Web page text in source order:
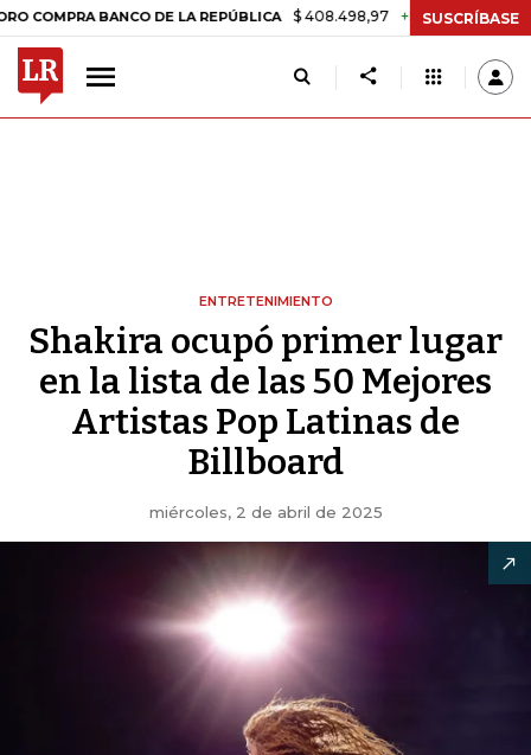
BANCO DE LA REPÚBLICA $ 408.498,97 +$ 8.753,81 +2,19%
SUSCRÍBASE
ENTRETENIMIENTO
Shakira ocupó primer lugar
en la lista de las 50 Mejores
Artistas Pop Latinas de
Billboard
miércoles, 2 de abril de 2025